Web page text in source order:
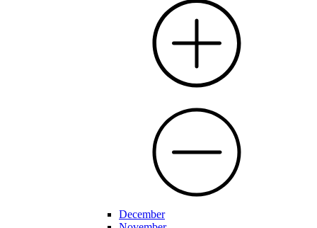
December